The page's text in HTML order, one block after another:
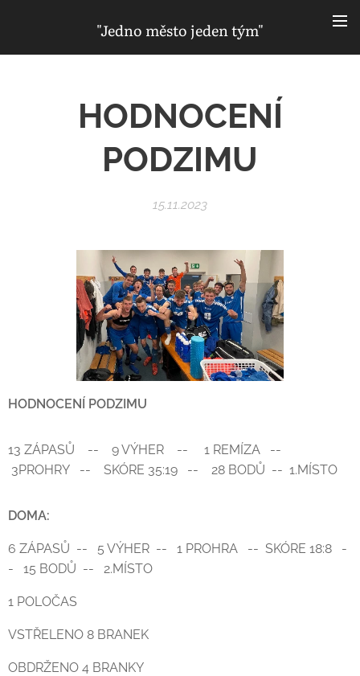
"Jedno město jeden tým"
HODNOCENÍ
PODZIMU
15.11.2023
HODNOCENÍ PODZIMU
13 ZÁPASŮ -- 9 VÝHER -- 1 REMÍZA --
3PROHRY -- SKÓRE 35:19 -- 28 BODŮ -- 1.MÍSTO
DOMA:
6 ZÁPASŮ -- 5 VÝHER -- 1 PROHRA -- SKÓRE 18:8 -
- 15 BODŮ -- 2.MÍSTO
1 POLOČAS
VSTŘELENO 8 BRANEK
OBDRŽENO 4 BRANKY